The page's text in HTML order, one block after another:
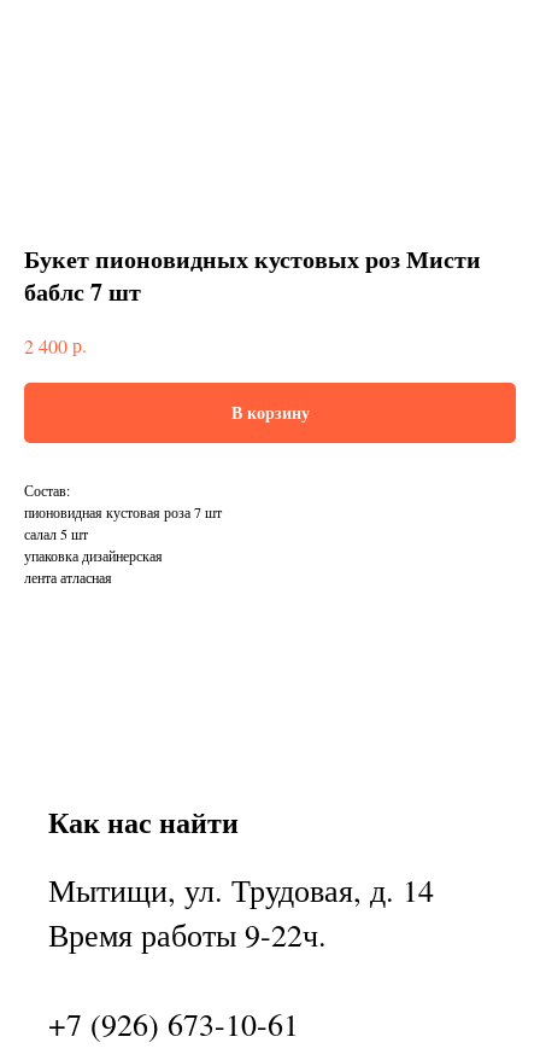
Букет пионовидных кустовых роз Мисти
баблс 7 шт
2 400р.
В корзину
Состав:
пионовидная кустовая роза 7 шт
салал 5 шт
упаковка дизайнерская
лента атласная
Как нас найти
Мытищи, ул. Трудовая, д. 14
Время работы 9-22ч.
+7 (926) 673-10-61